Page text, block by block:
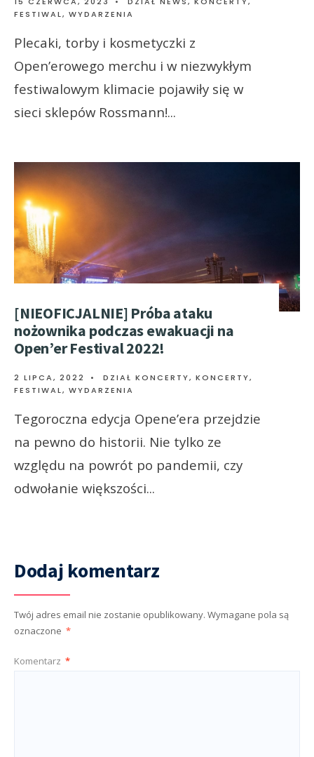
FESTIWAL, WYDARZENIA
Plecaki, torby i kosmetyczki z
Open’erowego merchu i w niezwykłym
festiwalowym klimacie pojawiły się w
sieci sklepów Rossmann!...
[NIEOFICJALNIE] Próba ataku
nożownika podczas ewakuacji na
Open’er Festival 2022!
2 LIPCA, 2022 • DZIAŁ KONCERTY, KONCERTY,
FESTIWAL, WYDARZENIA
Tegoroczna edycja Opene’era przejdzie
na pewno do historii. Nie tylko ze
względu na powrót po pandemii, czy
odwołanie większości...
Dodaj komentarz
Twój adres email nie zostanie opublikowany. Wymagane pola są
oznaczone *
Komentarz *